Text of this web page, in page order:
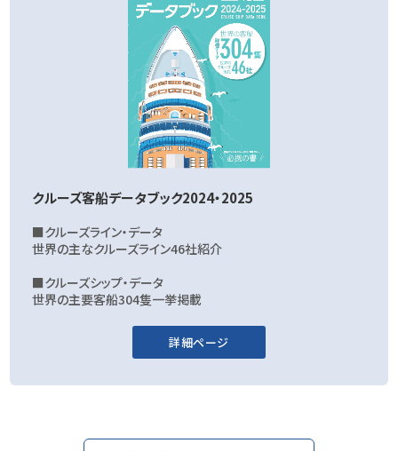
クルーズ客船データブック2024・2025
■クルーズライン・データ
世界の主なクルーズライン46社紹介
■クルーズシップ・データ
世界の主要客船304隻一挙掲載
詳細ページ